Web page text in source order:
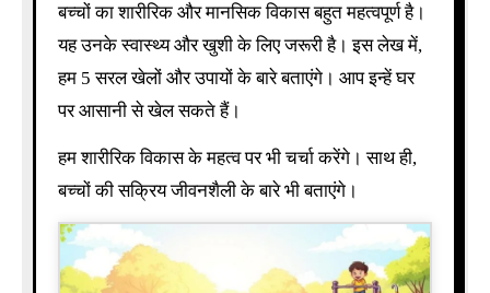
बच्चों का शारीरिक और मानसिक विकास बहुत महत्वपूर्ण है।
यह उनके स्वास्थ्य और खुशी के लिए जरूरी है। इस लेख में,
हम 5 सरल खेलों और उपायों के बारे बताएंगे। आप इन्हें घर
पर आसानी से खेल सकते हैं।
हम शारीरिक विकास के महत्व पर भी चर्चा करेंगे। साथ ही,
बच्चों की सक्रिय जीवनशैली के बारे भी बताएंगे।